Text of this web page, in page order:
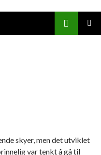
skyer, men det utviklet
var tenkt å gå til